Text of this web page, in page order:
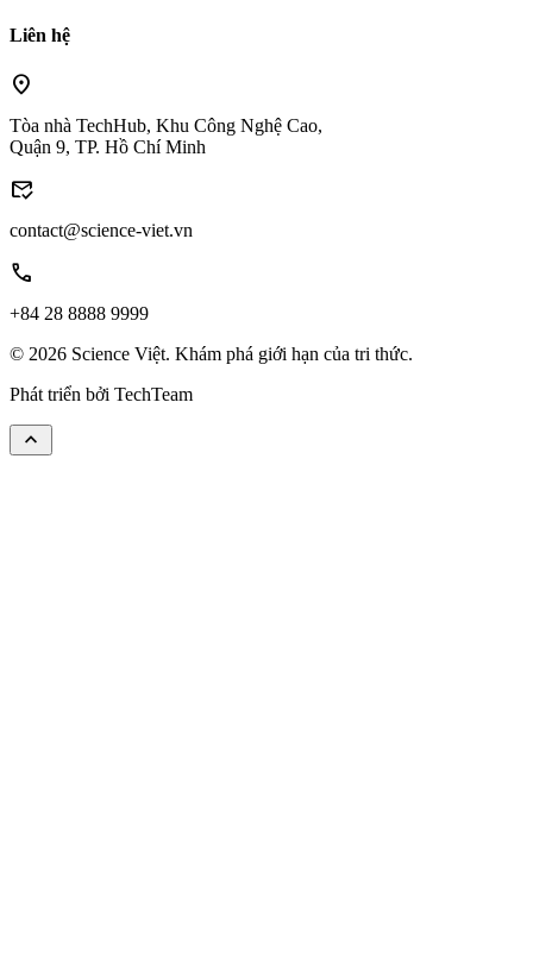
Liên hệ
location_on
Tòa nhà TechHub, Khu Công Nghệ Cao,
Quận 9, TP. Hồ Chí Minh
mark_email_read
contact@science-viet.vn
call
+84 28 8888 9999
© 2026 Science Việt. Khám phá giới hạn của tri thức.
Phát triển bởi TechTeam
keyboard_arrow_up